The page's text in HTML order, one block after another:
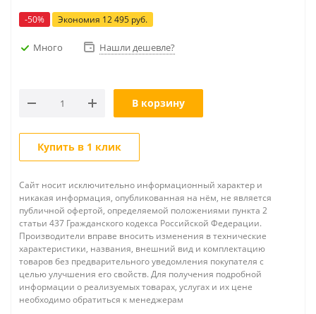
-50% Экономия 12 495 руб.
Много Нашли дешевле?
В корзину
Купить в 1 клик
Сайт носит исключительно информационный характер и
никакая информация, опубликованная на нём, не является
публичной офертой, определяемой положениями пункта 2
статьи 437 Гражданского кодекса Российской Федерации.
Производители вправе вносить изменения в технические
характеристики, названия, внешний вид и комплектацию
товаров без предварительного уведомления покупателя с
целью улучшения его свойств. Для получения подробной
информации о реализуемых товарах, услугах и их цене
необходимо обратиться к менеджерам